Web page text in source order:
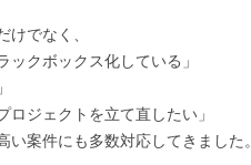
けでなく、
ックボックス化している」
ロジェクトを立て直したい」
い案件にも多数対応してきました。